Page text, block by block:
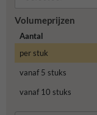
Volumeprijzen
Aantal
per stuk
vanaf 5 stuks
vanaf 10 stuks